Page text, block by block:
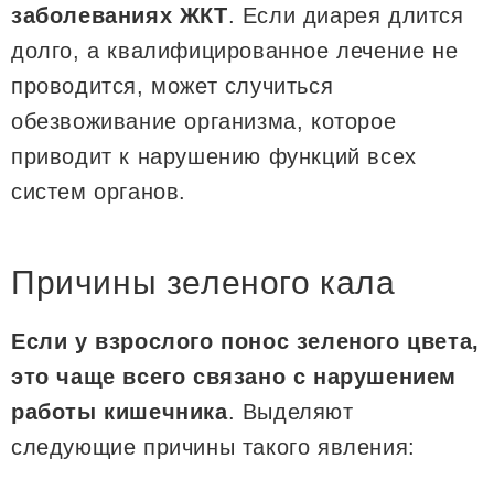
заболеваниях ЖКТ. Если диарея длится
долго, а квалифицированное лечение не
проводится, может случиться
обезвоживание организма, которое
приводит к нарушению функций всех
систем органов.
Причины зеленого кала
Если у взрослого понос зеленого цвета,
это чаще всего связано с нарушением
работы кишечника. Выделяют
следующие причины такого явления: